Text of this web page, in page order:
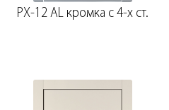
PX-12 AL кромка с 4-х ст.